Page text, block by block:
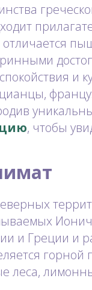
и
, чтобы
и Греции и
горной
леса,